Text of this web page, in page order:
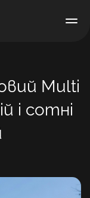
Multi
і сотні